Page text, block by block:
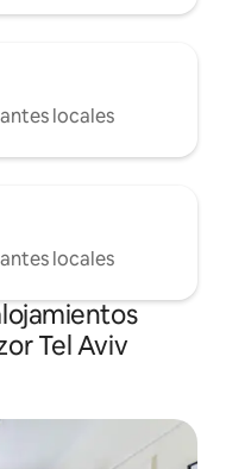
en
locales
locales
Tel Aviv